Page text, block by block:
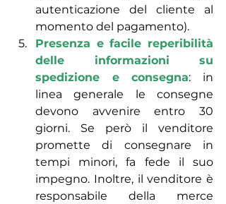
autenticazione del cliente al
momento del pagamento).
Presenza e facile reperibilità
delle informazioni su
spedizione e consegna: in
linea generale le consegne
devono avvenire entro 30
giorni. Se però il venditore
promette di consegnare in
tempi minori, fa fede il suo
impegno. Inoltre, il venditore è
responsabile della merce